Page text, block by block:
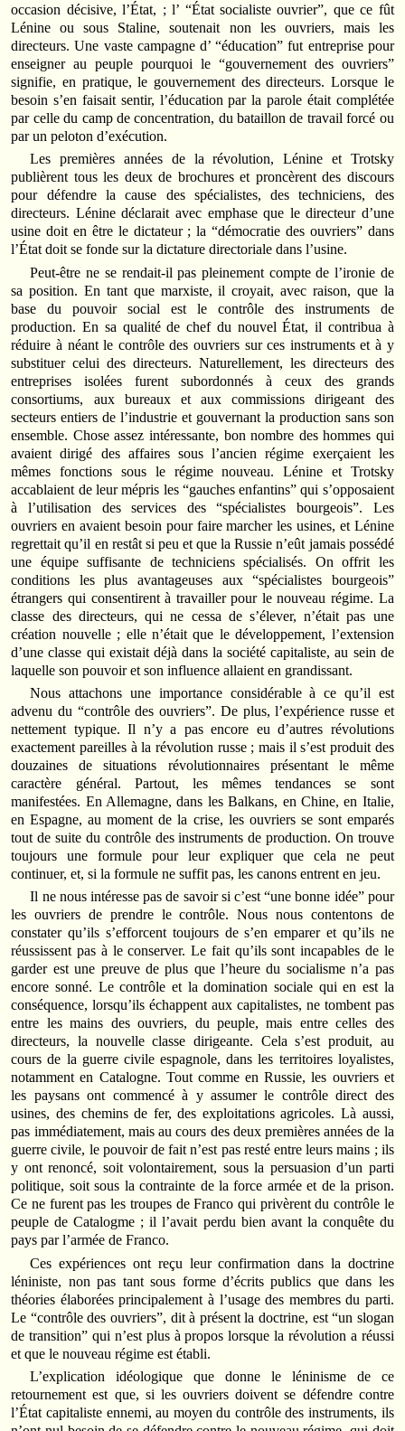
occasion décisive, l’État, ; l’ “État socialiste ouvrier”, que ce fût
Lénine ou sous Staline, soutenait non les ouvriers, mais les
directeurs. Une vaste campagne d’ “éducation” fut entreprise pour
enseigner au peuple pourquoi le “gouvernement des ouvriers”
signifie, en pratique, le gouvernement des directeurs. Lorsque le
besoin s’en faisait sentir, l’éducation par la parole était complétée
par celle du camp de concentration, du bataillon de travail forcé ou
par un peloton d’exécution.
Les premières années de la révolution, Lénine et Trotsky
publièrent tous les deux de brochures et proncèrent des discours
pour défendre la cause des spécialistes, des techniciens, des
directeurs. Lénine déclarait avec emphase que le directeur d’une
usine doit en être le dictateur ; la “démocratie des ouvriers” dans
l’État doit se fonde sur la dictature directoriale dans l’usine.
Peut-être ne se rendait-il pas pleinement compte de l’ironie de
sa position. En tant que marxiste, il croyait, avec raison, que la
base du pouvoir social est le contrôle des instruments de
production. En sa qualité de chef du nouvel État, il contribua à
réduire à néant le contrôle des ouvriers sur ces instruments et à y
substituer celui des directeurs. Naturellement, les directeurs des
entreprises isolées furent subordonnés à ceux des grands
consortiums, aux bureaux et aux commissions dirigeant des
secteurs entiers de l’industrie et gouvernant la production sans son
ensemble. Chose assez intéressante, bon nombre des hommes qui
avaient dirigé des affaires sous l’ancien régime exerçaient les
mêmes fonctions sous le régime nouveau. Lénine et Trotsky
accablaient de leur mépris les “gauches enfantins” qui s’opposaient
à l’utilisation des services des “spécialistes bourgeois”. Les
ouvriers en avaient besoin pour faire marcher les usines, et Lénine
regrettait qu’il en restât si peu et que la Russie n’eût jamais possédé
une équipe suffisante de techniciens spécialisés. On offrit les
conditions les plus avantageuses aux “spécialistes bourgeois”
étrangers qui consentirent à travailler pour le nouveau régime. La
classe des directeurs, qui ne cessa de s’élever, n’était pas une
création nouvelle ; elle n’était que le développement, l’extension
d’une classe qui existait déjà dans la société capitaliste, au sein de
laquelle son pouvoir et son influence allaient en grandissant.
Nous attachons une importance considérable à ce qu’il est
advenu du “contrôle des ouvriers”. De plus, l’expérience russe et
nettement typique. Il n’y a pas encore eu d’autres révolutions
exactement pareilles à la révolution russe ; mais il s’est produit des
douzaines de situations révolutionnaires présentant le même
caractère général. Partout, les mêmes tendances se sont
manifestées. En Allemagne, dans les Balkans, en Chine, en Italie,
en Espagne, au moment de la crise, les ouvriers se sont emparés
tout de suite du contrôle des instruments de production. On trouve
toujours une formule pour leur expliquer que cela ne peut
continuer, et, si la formule ne suffit pas, les canons entrent en jeu.
Il ne nous intéresse pas de savoir si c’est “une bonne idée” pour
les ouvriers de prendre le contrôle. Nous nous contentons de
constater qu’ils s’efforcent toujours de s’en emparer et qu’ils ne
réussissent pas à le conserver. Le fait qu’ils sont incapables de le
garder est une preuve de plus que l’heure du socialisme n’a pas
encore sonné. Le contrôle et la domination sociale qui en est la
conséquence, lorsqu’ils échappent aux capitalistes, ne tombent pas
entre les mains des ouvriers, du peuple, mais entre celles des
directeurs, la nouvelle classe dirigeante. Cela s’est produit, au
cours de la guerre civile espagnole, dans les territoires loyalistes,
notamment en Catalogne. Tout comme en Russie, les ouvriers et
les paysans ont commencé à y assumer le contrôle direct des
usines, des chemins de fer, des exploitations agricoles. Là aussi,
pas immédiatement, mais au cours des deux premières années de la
guerre civile, le pouvoir de fait n’est pas resté entre leurs mains ; ils
y ont renoncé, soit volontairement, sous la persuasion d’un parti
politique, soit sous la contrainte de la force armée et de la prison.
Ce ne furent pas les troupes de Franco qui privèrent du contrôle le
peuple de Catalogme ; il l’avait perdu bien avant la conquête du
pays par l’armée de Franco.
Ces expériences ont reçu leur confirmation dans la doctrine
léniniste, non pas tant sous forme d’écrits publics que dans les
théories élaborées principalement à l’usage des membres du parti.
Le “contrôle des ouvriers”, dit à présent la doctrine, est “un slogan
de transition” qui n’est plus à propos lorsque la révolution a réussi
et que le nouveau régime est établi.
L’explication idéologique que donne le léninisme de ce
retournement est que, si les ouvriers doivent se défendre contre
l’État capitaliste ennemi, au moyen du contrôle des instruments, ils